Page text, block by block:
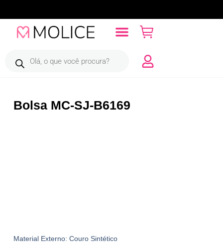
para
conteúdo
Bolsa MC-SJ-B6169
Material Externo: Couro Sintético